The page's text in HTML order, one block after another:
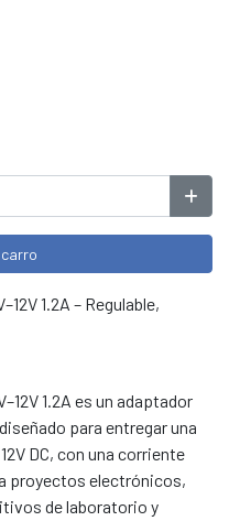
1.2A – Regulable,
1.2A es un adaptador
para entregar una
DC, con una corriente
proyectos electrónicos,
de laboratorio y